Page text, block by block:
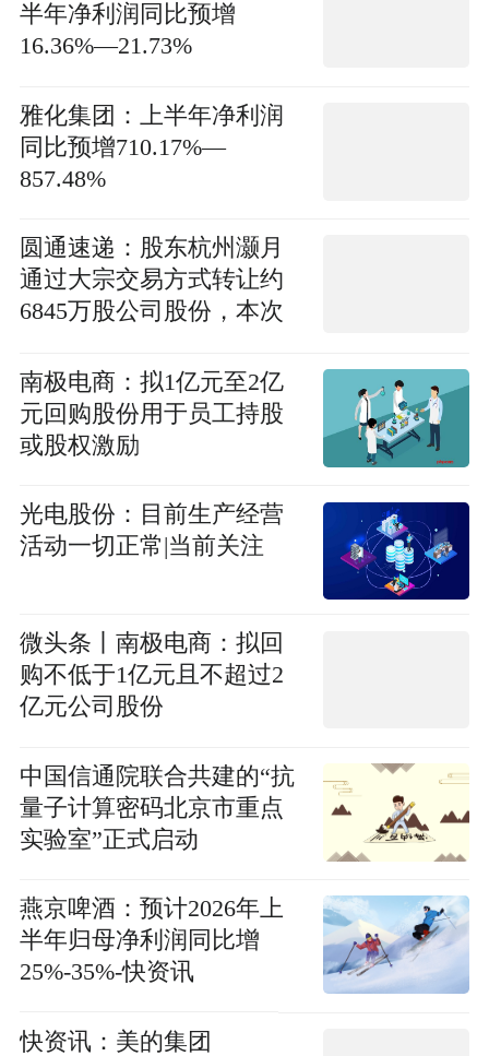
半年净利润同比预增
16.36%—21.73%
雅化集团：上半年净利润
同比预增710.17%—
857.48%
圆通速递：股东杭州灏月
通过大宗交易方式转让约
6845万股公司股份，本次
南极电商：拟1亿元至2亿
元回购股份用于员工持股
或股权激励
光电股份：目前生产经营
活动一切正常|当前关注
微头条丨南极电商：拟回
购不低于1亿元且不超过2
亿元公司股份
中国信通院联合共建的“抗
量子计算密码北京市重点
实验室”正式启动
燕京啤酒：预计2026年上
半年归母净利润同比增
25%-35%-快资讯
快资讯：美的集团